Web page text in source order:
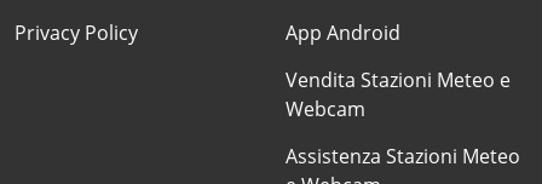
Privacy Policy
App Android
Vendita Stazioni Meteo e
Webcam
Assistenza Stazioni Meteo